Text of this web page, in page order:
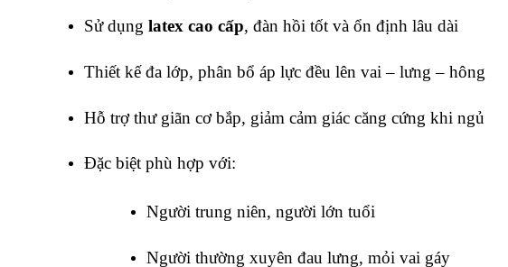
Sử dụng latex cao cấp, đàn hồi tốt và ổn định lâu dài
Thiết kế đa lớp, phân bổ áp lực đều lên vai – lưng – hông
Hỗ trợ thư giãn cơ bắp, giảm cảm giác căng cứng khi ngủ
Đặc biệt phù hợp với:
Người trung niên, người lớn tuổi
Người thường xuyên đau lưng, mỏi vai gáy